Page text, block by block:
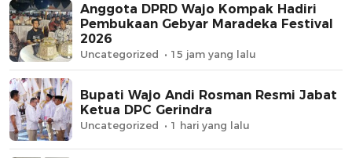
Anggota DPRD Wajo Kompak Hadiri
Pembukaan Gebyar Maradeka Festival
2026
Uncategorized 15 jam yang lalu
Bupati Wajo Andi Rosman Resmi Jabat
Ketua DPC Gerindra
Uncategorized 1 hari yang lalu